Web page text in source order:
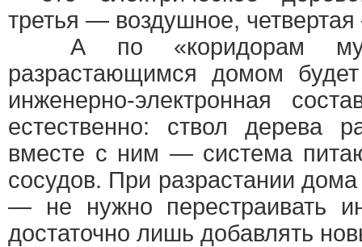
третья — воздушное,
А по «коридорам
разрастающимся домом
инженерно-электронная
естественно: ствол дерева
вместе с ним — система
сосудов. При разрастании
— не нужно перестраивать
достаточно лишь добавлять